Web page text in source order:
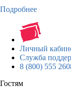
Подробнее
Личный
Служба
8 (800) 555
Гостям